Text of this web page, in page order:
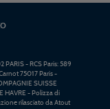
PARIS - RCS Paris: 589
75017 Paris -
SUISSE
HAVRE - Polizza di
rilasciato da Atout